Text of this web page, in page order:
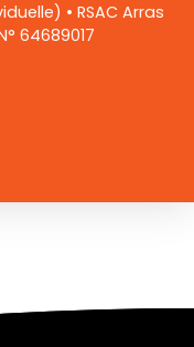
• RSAC Arras
64689017